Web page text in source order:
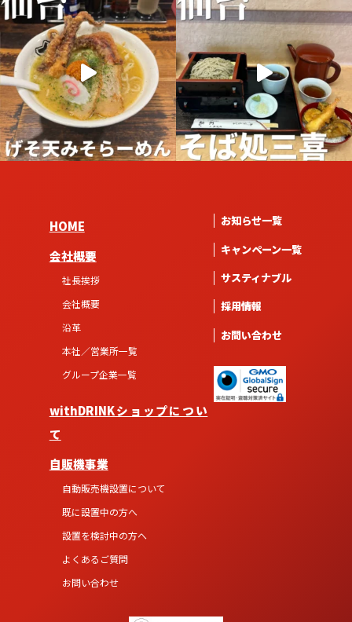
HOME
会社概要
社長挨拶
会社概要
沿革
本社／営業所一覧
グループ企業一覧
withDRINKショップについ
て
自販機事業
自動販売機設置について
既に設置中の方へ
設置を検討中の方へ
よくあるご質問
お問い合わせ
お知らせ一覧
キャンペーン一覧
サスティナブル
採用情報
お問い合わせ